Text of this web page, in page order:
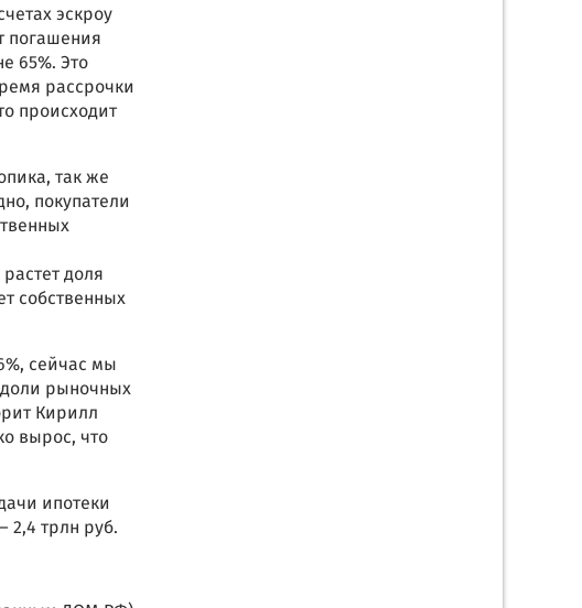
эскроу
погашения
65%. Это
рассрочки
происходит
так же
покупатели
доля
собственных
сейчас мы
доли рыночных
Кирилл
вырос, что
ипотеки
2,4 трлн руб.